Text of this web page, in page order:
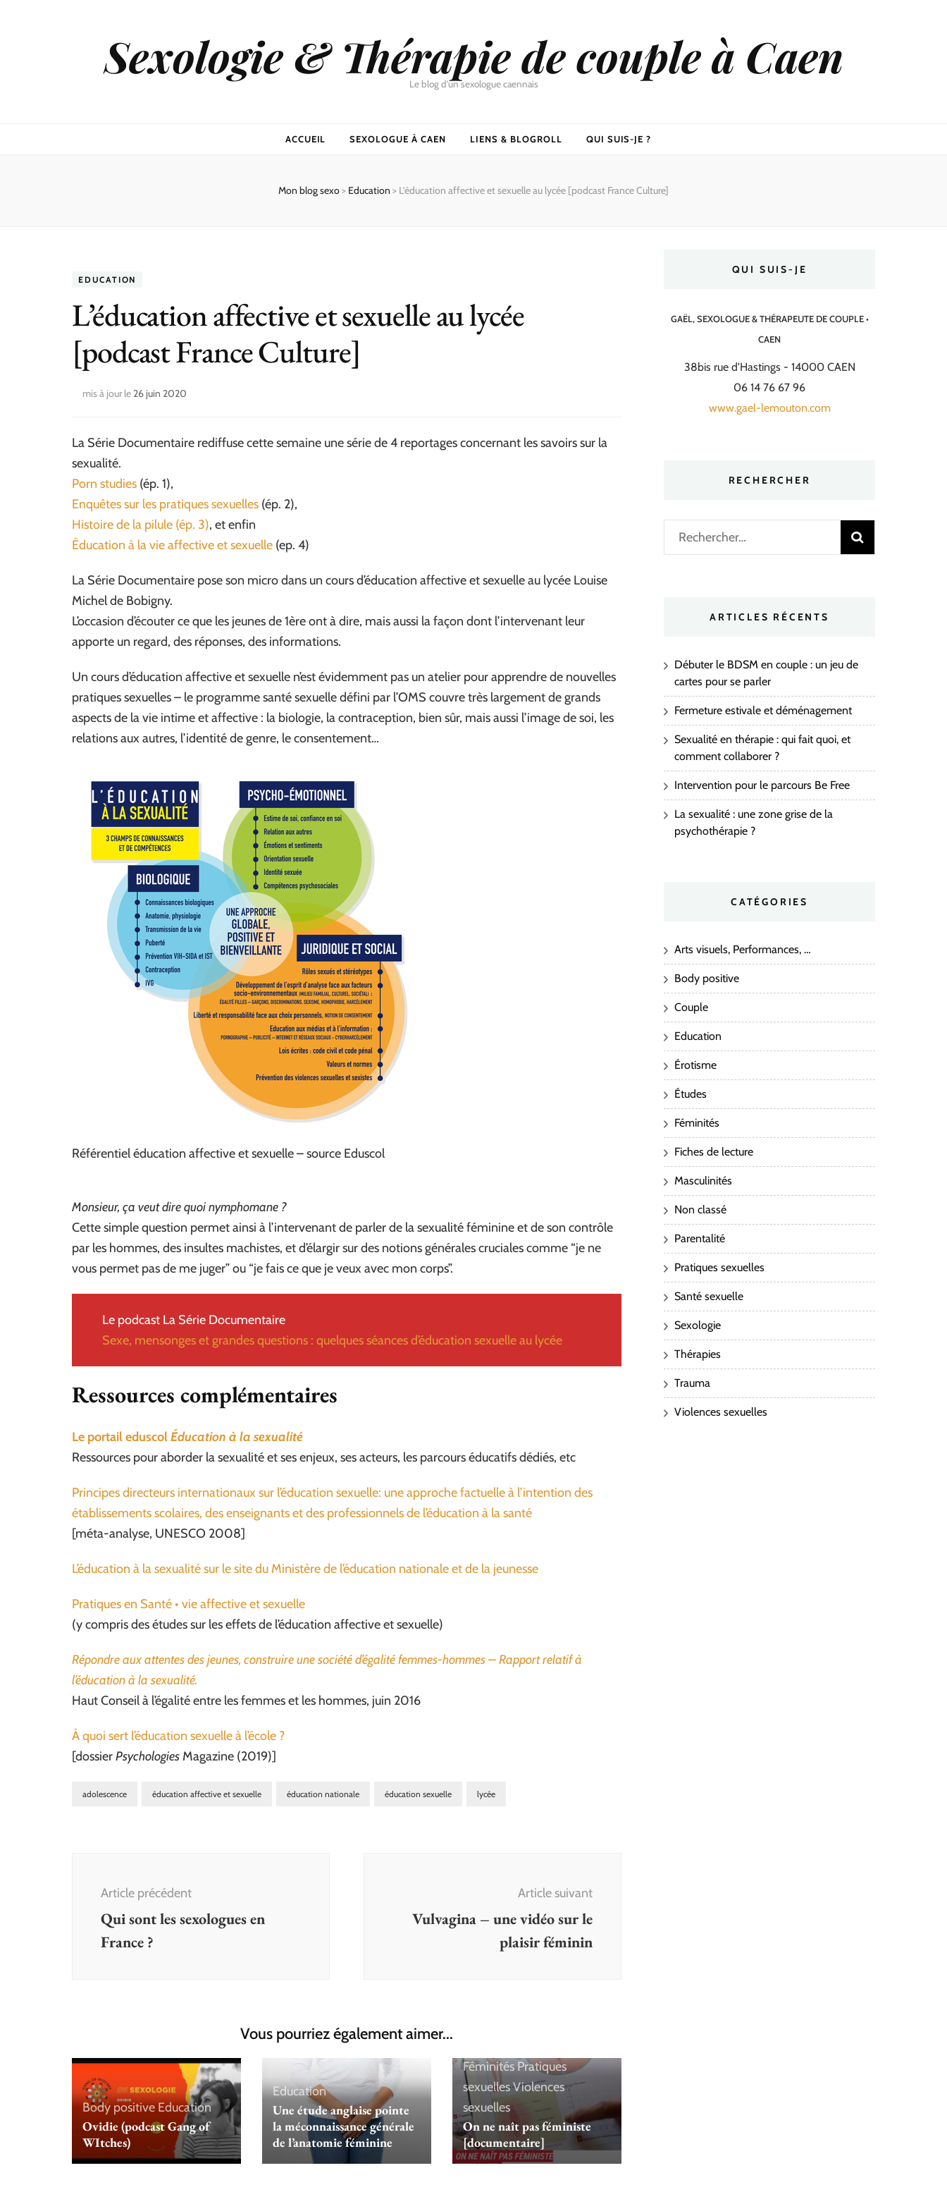
Sexologie & Thérapie de couple à Caen
Le blog d'un sexologue caennais
ACCUEIL SEXOLOGUE À CAEN LIENS & BLOGROLL QUI SUIS-JE ?
Mon blog sexo> Education > L’éducation affective et sexuelle au lycée [podcast France Culture]
EDUCATION
L’éducation affective et sexuelle au lycée
[podcast France Culture]
mis à jour le 26 juin 2020
La Série Documentaire rediffuse cette semaine une série de 4 reportages concernant les savoirs sur la
sexualité.
Porn studies (ép. 1),
Enquêtes sur les pratiques sexuelles (ép. 2),
Histoire de la pilule (ép. 3), et enfin
Éducation à la vie affective et sexuelle (ep. 4)
La Série Documentaire pose son micro dans un cours d’éducation affective et sexuelle au lycée Louise
Michel de Bobigny.
L’occasion d’écouter ce que les jeunes de 1ère ont à dire, mais aussi la façon dont l’intervenant leur
apporte un regard, des réponses, des informations.
Un cours d’éducation affective et sexuelle n’est évidemment pas un atelier pour apprendre de nouvelles
pratiques sexuelles – le programme santé sexuelle défini par l’OMS couvre très largement de grands
aspects de la vie intime et affective : la biologie, la contraception, bien sûr, mais aussi l’image de soi, les
relations aux autres, l’identité de genre, le consentement…
Référentiel éducation affective et sexuelle – source Eduscol
Monsieur, ça veut dire quoi nymphomane ?
Cette simple question permet ainsi à l’intervenant de parler de la sexualité féminine et de son contrôle
par les hommes, des insultes machistes, et d’élargir sur des notions générales cruciales comme “je ne
vous permet pas de me juger” ou “je fais ce que je veux avec mon corps”.
Le podcast La Série Documentaire
Sexe, mensonges et grandes questions : quelques séances d’éducation sexuelle au lycée
Ressources complémentaires
Le portail eduscolÉducation à la sexualité
Ressources pour aborder la sexualité et ses enjeux, ses acteurs, les parcours éducatifs dédiés, etc
Principes directeurs internationaux sur l’éducation sexuelle: une approche factuelle à l’intention des
établissements scolaires, des enseignants et des professionnels de l’éducation à la santé
[méta-analyse, UNESCO 2008]
L’éducation à la sexualité sur le site du Ministère de l’éducation nationale et de la jeunesse
Pratiques en Santé • vie affective et sexuelle
(y compris des études sur les effets de l’éducation affective et sexuelle)
Répondre aux attentes des jeunes, construire une société d’égalité femmes-hommes – Rapport relatif à
l’éducation à la sexualité.
Haut Conseil à l’égalité entre les femmes et les hommes, juin 2016
À quoi sert l’éducation sexuelle à l’école ?
[dossierPsychologies Magazine (2019)]
adolescence éducation affective et sexuelle éducation nationale éducation sexuelle lycée
d'article
Article précédent
Qui sont les sexologues en
France ?
Article suivant
Vulvagina – une vidéo sur le
plaisir féminin
Vous pourriez également aimer...
Body positiveEducation
Ovidie (podcast Gang of
WItches)
Education
Une étude anglaise pointe
la méconnaissance générale
de l’anatomie féminine
FéminitésPratiques
sexuellesViolences
sexuelles
On ne naît pas féministe
[documentaire]
QUI SUIS-JE
GAËL, SEXOLOGUE & THÉRAPEUTE DE COUPLE •
CAEN
38bis rue d'Hastings - 14000 CAEN
06 14 76 67 96
www.gael-lemouton.com
RECHERCHER
Rechercher :
ARTICLES RÉCENTS
Débuter le BDSM en couple : un jeu de
cartes pour se parler
Fermeture estivale et déménagement
Sexualité en thérapie : qui fait quoi, et
comment collaborer ?
Intervention pour le parcours Be Free
La sexualité : une zone grise de la
psychothérapie ?
CATÉGORIES
Arts visuels, Performances, …
Body positive
Couple
Education
Érotisme
Études
Féminités
Fiches de lecture
Masculinités
Non classé
Parentalité
Pratiques sexuelles
Santé sexuelle
Sexologie
Thérapies
Trauma
Violences sexuelles